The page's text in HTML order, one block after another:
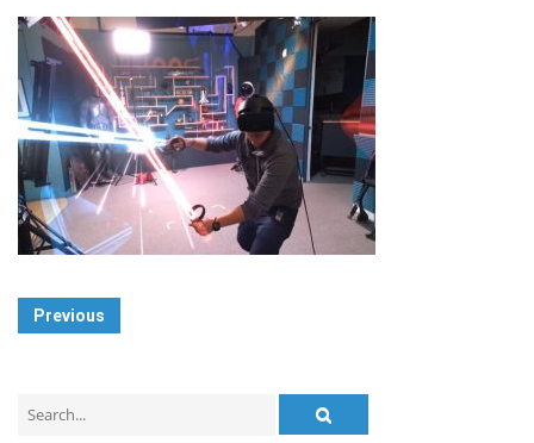
Post
Navigation
Previous
for: